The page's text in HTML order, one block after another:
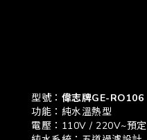
型號： 偉志牌GE-RO106
功能：純水溫熱型
電壓：110V / 220V~預定